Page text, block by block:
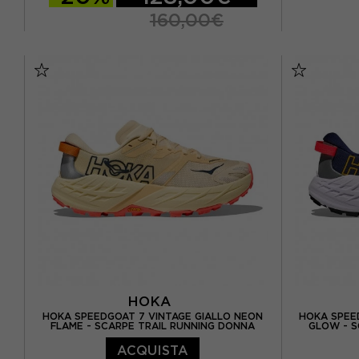
EUR 41 / US 9.5
160,00€
HOKA
HOKA SPEEDGOAT 7 VINTAGE GIALLO NEON
FLAME - SCARPE TRAIL RUNNING DONNA
ACQUISTA
HOKA
GLOW -